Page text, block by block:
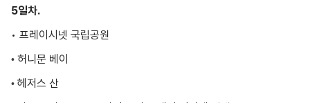
•허니문 베이
• 헤저스 산
• 마운트 아모스 또는 와인 글라스 베이 전망대 선택
• 케이프 투어빌